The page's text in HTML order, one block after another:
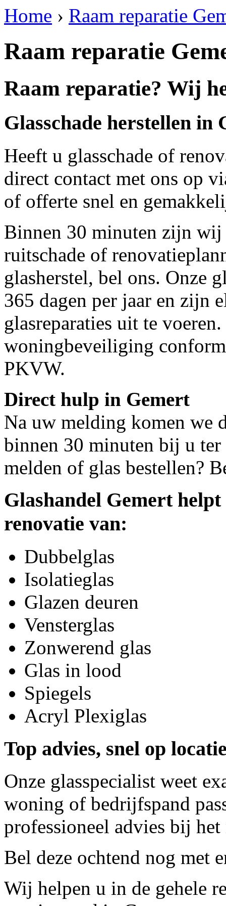
Home › Raam reparatie
Raam reparatie
Raam reparatie? Wij
Glasschade herstellen in
Heeft u glasschade of
direct contact met ons op
of offerte snel en
Binnen 30 minuten zijn wij
ruitschade of
glasherstel, bel ons. Onze
365 dagen per jaar en zijn
glasreparaties uit te
woningbeveiliging
PKVW.
Direct hulp in Gemert
Na uw melding komen we
binnen 30 minuten bij u ter
melden of glas bestellen?
Glashandel Gemert
renovatie van:
Dubbelglas
Isolatieglas
Glazen deuren
Vensterglas
Zonwerend glas
Glas in lood
Spiegels
Acryl Plexiglas
Top advies, snel op
Onze glasspecialist weet
woning of bedrijfspand
professioneel advies bij
Bel deze ochtend nog met
Wij helpen u in de gehele